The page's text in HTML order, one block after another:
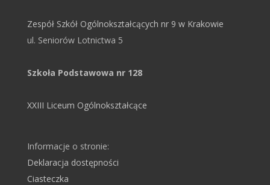
Zespół Szkół Ogólnokształcących nr 9 w Krakowie
ul. Seniorów Lotnictwa 5
Szkoła Podstawowa nr 128
XXIII Liceum Ogólnokształcące
Informacje o stronie:
Deklaracja dostępności
Ciasteczka